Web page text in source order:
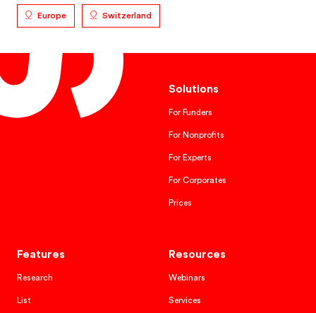
Europe Switzerland
Solutions
For Funders
For Nonprofits
For Experts
For Corporates
Prices
Features
Research
List
Resources
Webinars
Services